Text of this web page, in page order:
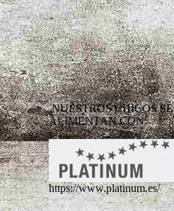
NUESTROS CHICOS SE
ALIMENTAN CON:
https://www.platinum.es/